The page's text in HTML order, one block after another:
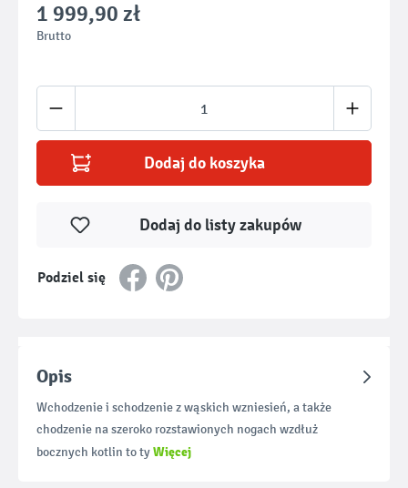
1 999,90 zł
Brutto
Ilość produktu: Wprowadź żądaną ilość
Dodaj do koszyka
Podziel się
Dodaj do listy zakupów
Opis
Wchodzenie i schodzenie z wąskich wzniesień, a także
chodzenie na szeroko rozstawionych nogach wzdłuż
bocznych kotlin to tyWięcej